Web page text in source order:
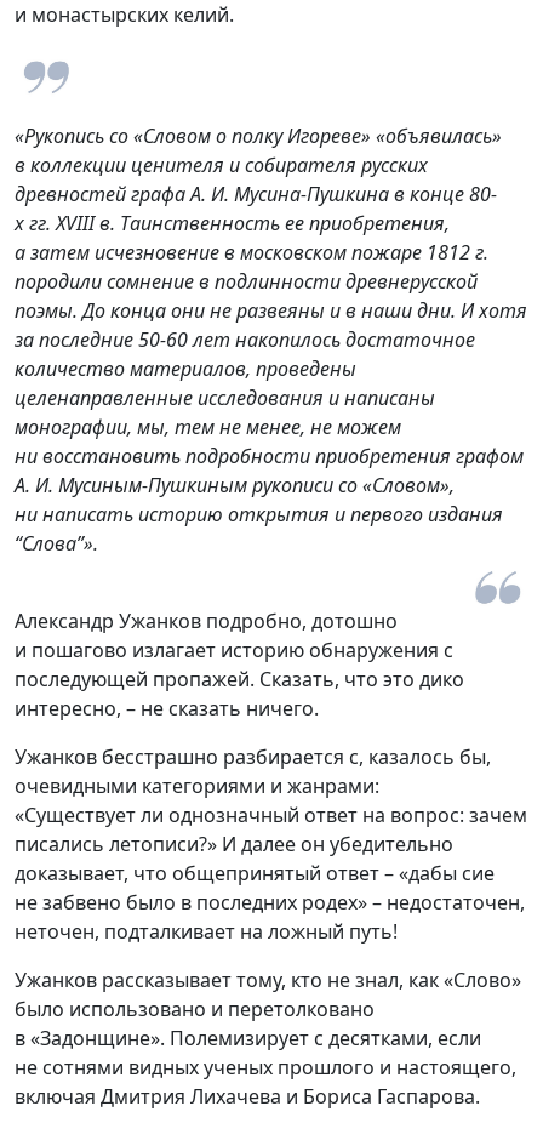
и монастырских келий.
«Рукопись со «Словом о полку Игореве» «объявилась»
в коллекции ценителя и собирателя русских
древностей графа А. И. Мусина-Пушкина в конце 80-
х гг. XVIII в. Таинственность ее приобретения,
а затем исчезновение в московском пожаре 1812 г.
породили сомнение в подлинности древнерусской
поэмы. До конца они не развеяны и в наши дни. И хотя
за последние 50-60 лет накопилось достаточное
количество материалов, проведены
целенаправленные исследования и написаны
монографии, мы, тем не менее, не можем
ни восстановить подробности приобретения графом
А. И. Мусиным-Пушкиным рукописи со «Словом»,
ни написать историю открытия и первого издания
“Слова”».
Александр Ужанков подробно, дотошно
и пошагово излагает историю обнаружения с
последующей пропажей. Сказать, что это дико
интересно, – не сказать ничего.
Ужанков бесстрашно разбирается с, казалось бы,
очевидными категориями и жанрами:
«Существует ли однозначный ответ на вопрос: зачем
писались летописи?» И далее он убедительно
доказывает, что общепринятый ответ – «дабы сие
не забвено было в последних родех» – недостаточен,
неточен, подталкивает на ложный путь!
Ужанков рассказывает тому, кто не знал, как «Слово»
было использовано и перетолковано
в «Задонщине». Полемизирует с десятками, если
не сотнями видных ученых прошлого и настоящего,
включая Дмитрия Лихачева и Бориса Гаспарова.